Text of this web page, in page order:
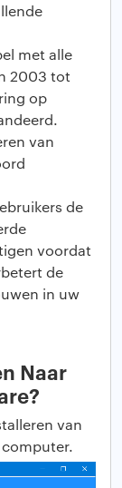
met alle
2003 tot
op
van
de
voordat
de
in uw
Naar
van
computer.